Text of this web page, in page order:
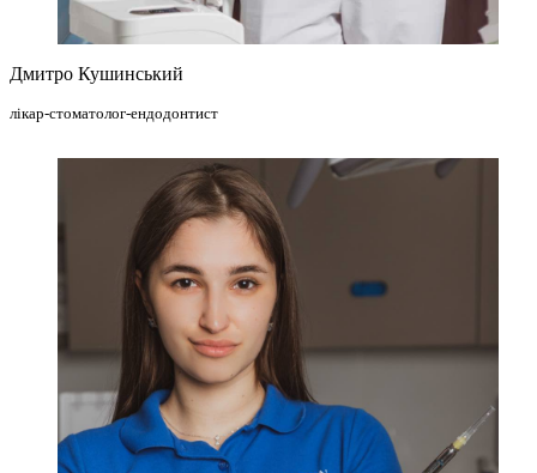
Дмитро Кушинський
лікар-стоматолог-ендодонтист